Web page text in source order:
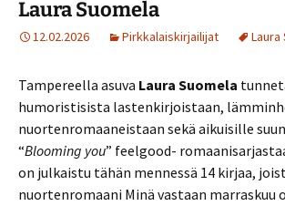
Laura Suomela
12.02.2026 Pirkkalaiskirjailijat Laura
Tampereella asuva Laura Suomela
humoristisista lastenkirjoistaan,
nuortenromaaneistaan sekä aikuisille
“Blooming you” feelgood-
on julkaistu tähän mennessä 14 kirjaa,
nuortenromaani Minä vastaan marraskuu